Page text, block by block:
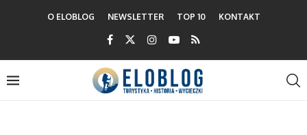
O ELOBLOG NEWSLETTER TOP 10 KONTAKT